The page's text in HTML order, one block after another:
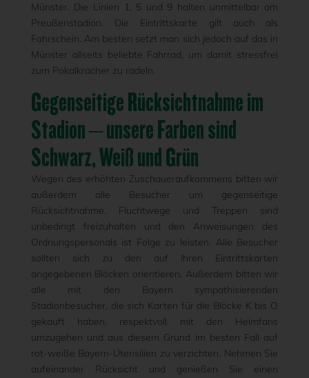
Münster. Die Linien 1, 5 und 9 halten unmittelbar am
Preußenstadion. Die Eintrittskarte gilt auch als
Fahrschein. Am besten setzt man sich jedoch auf das in
Münster allseits beliebte Fahrrad, um damit stressfrei
zum Pokalkracher zu radeln.
Gegenseitige Rücksichtnahme im
Stadion – unsere Farben sind
Schwarz, Weiß und Grün
Wegen des erhöhten Zuschaueraufkommens bitten wir
außerdem alle Besucher um gegenseitige
Rücksichtnahme. Fluchtwege und Treppen sind
unbedingt freizuhalten und den Anweisungen des
Ordnungspersonals ist Folge zu leisten. Alle Besucher
sollten sich zu den auf Ihren Eintrittskarten
angegebenen Blöcken orientieren. Außerdem bitten wir
alle mit den Bayern sympathisierenden
Stadionbesucher, die sich Karten für die Blöcke K bis O
gekauft haben, respektvoll mit den Heimfans
umzugehen und aus diesem Grund im besten Fall auf
rot-weiße Bayern-Utensilien zu verzichten. Nehmen Sie
aufeinander Rücksicht und genießen Sie einen